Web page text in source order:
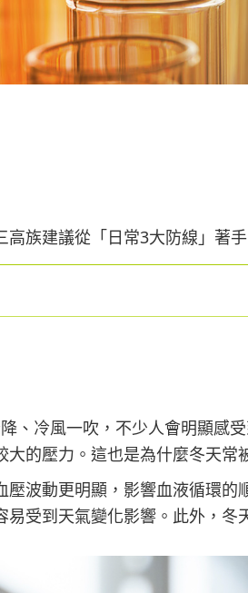
高族建議從「日常3大防線」著
、冷風一吹，不少人會明顯感
大的壓力。這也是為什麼冬天常
波動更明顯，影響血液循環的
易受到天氣變化影響。此外，